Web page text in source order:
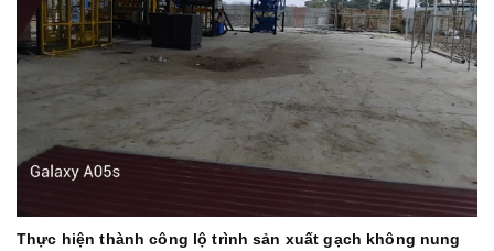
Thực hiện thành công lộ trình sản xuất gạch không nung